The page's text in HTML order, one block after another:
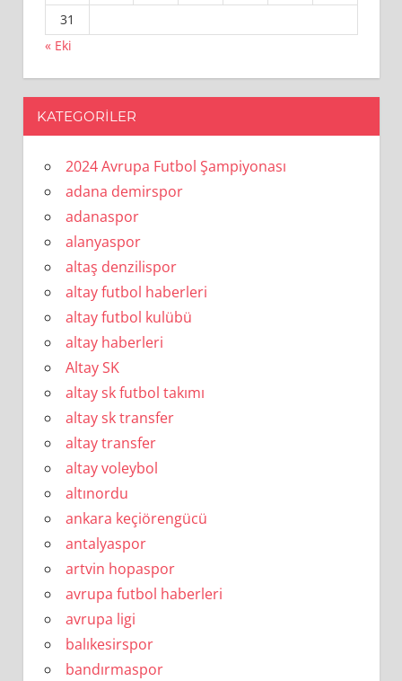
31
« Eki
KATEGORILER
2024 Avrupa Futbol Şampiyonası
adana demirspor
adanaspor
alanyaspor
altaş denzilispor
altay futbol haberleri
altay futbol kulübü
altay haberleri
Altay SK
altay sk futbol takımı
altay sk transfer
altay transfer
altay voleybol
altınordu
ankara keçiörengücü
antalyaspor
artvin hopaspor
avrupa futbol haberleri
avrupa ligi
balıkesirspor
bandırmaspor